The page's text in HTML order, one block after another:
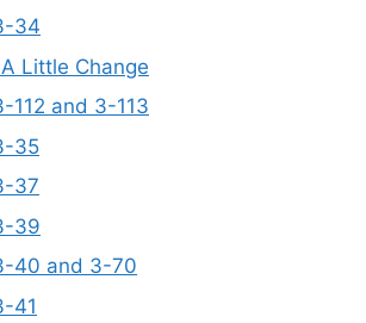
34
Little Change
112 and 3-113
35
37
39
40 and 3-70
41